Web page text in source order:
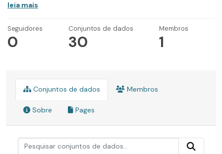
leia mais
Seguidores
0
Conjuntos de dados
30
Membros
1
Conjuntos de dados Membros
Sobre Pages